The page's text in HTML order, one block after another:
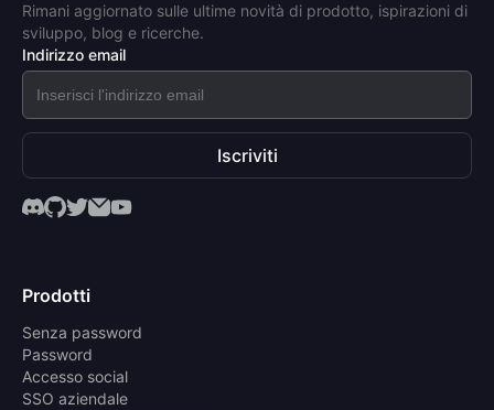
Rimani aggiornato sulle ultime novità di prodotto, ispirazioni di
sviluppo, blog e ricerche.
Indirizzo email
Iscriviti
Prodotti
Senza password
Password
Accesso social
SSO aziendale